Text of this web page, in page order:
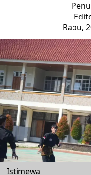
Rabu,
Istimewa